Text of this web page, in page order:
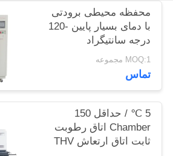
قول
نقشه
سایت
PRIVACY
POLICY
محفظه محیطی برودتی
با دمای بسیار پایین -120
درجه سانتیگراد
MOQ:1 مجموعه
تماس
5 ℃ / حداقل 150
Chamber اتاق رطوبت
ثابت اتاق ارتعاش THV